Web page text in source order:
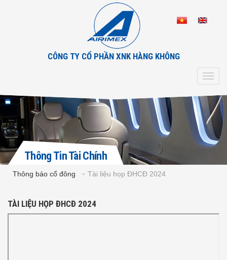
CÔNG TY CỔ PHẦN XNK HÀNG KHÔNG
Thông Tin Tài Chính
Thông báo cổ đông Tài liệu họp ĐHCĐ 2024
TÀI LIỆU HỌP ĐHCĐ 2024